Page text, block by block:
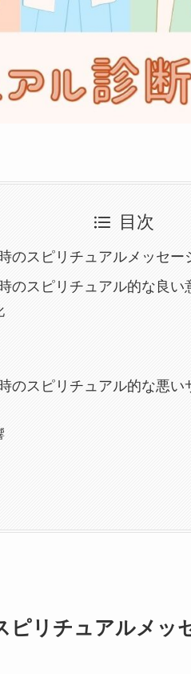
目次
のスピリチュアルメッセー
のスピリチュアル的な良い
のスピリチュアル的な悪い
ピリチュアルメッ